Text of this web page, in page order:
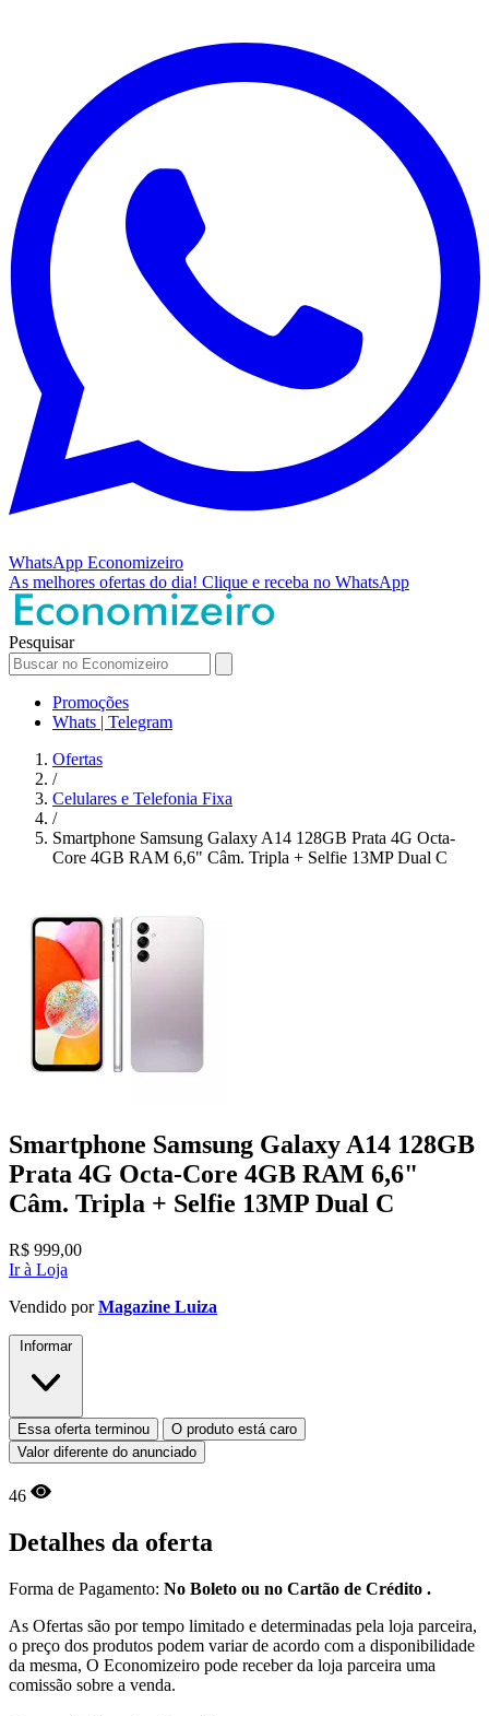
WhatsApp Economizeiro
As melhores ofertas do dia! Clique e receba no WhatsApp
Pesquisar
Promoções
Whats | Telegram
Ofertas
/
Celulares e Telefonia Fixa
/
Smartphone Samsung Galaxy A14 128GB Prata 4G Octa-
Core 4GB RAM 6,6" Câm. Tripla + Selfie 13MP Dual C
Smartphone Samsung Galaxy A14 128GB
Prata 4G Octa-Core 4GB RAM 6,6"
Câm. Tripla + Selfie 13MP Dual C
R$ 999,00
Ir à Loja
Vendido porMagazine Luiza
Informar
Essa oferta terminou
O produto está caro
Valor diferente do anunciado
46
Detalhes da oferta
Forma de Pagamento: No Boleto ou no Cartão de Crédito .
As Ofertas são por tempo limitado e determinadas pela loja parceira,
o preço dos produtos podem variar de acordo com a disponibilidade
da mesma, O Economizeiro pode receber da loja parceira uma
comissão sobre a venda.